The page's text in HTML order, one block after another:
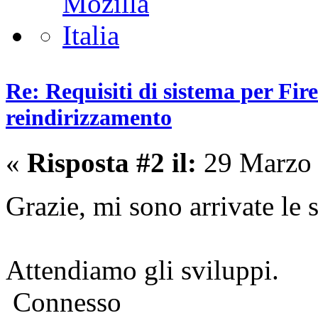
Re: Requisiti di sistema per
reindirizzamento
« Risposta #2 il: 29
Grazie, mi sono arrivate le
Attendiamo gli sviluppi.
Connesso